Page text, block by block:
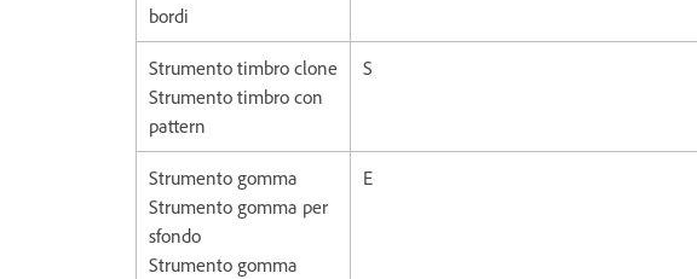
bordi
Strumento timbro clone
Strumento timbro con
pattern
S
Strumento gomma
Strumento gomma per
sfondo
Strumento gomma
E